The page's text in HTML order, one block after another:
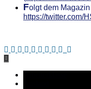
Folgt dem
https://twitter.com/